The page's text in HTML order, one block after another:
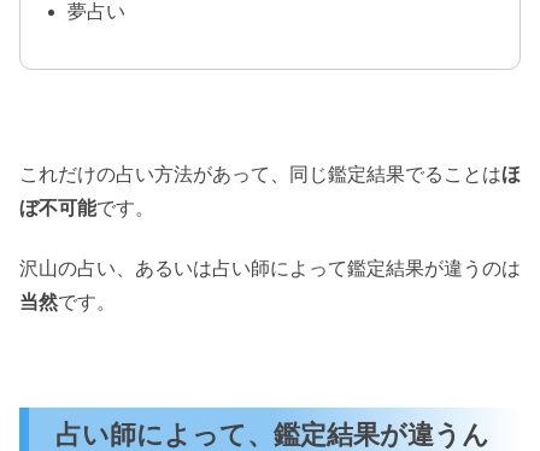
夢占い
これだけの占い方法があって、同じ鑑定結果でることはほ
ぼ不可能です。
沢山の占い、あるいは占い師によって鑑定結果が違うのは
当然です。
占い師によって、鑑定結果が違うん